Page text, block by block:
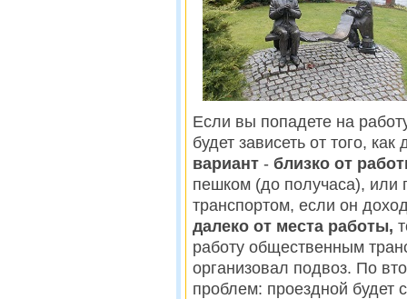
Если вы попадете на
будет зависеть от того,
вариант - близко от
пешком (до получаса),
транспортом, если он
далеко от места работы,
работу общественным
организовал подвоз. По
проблем: проездной будет